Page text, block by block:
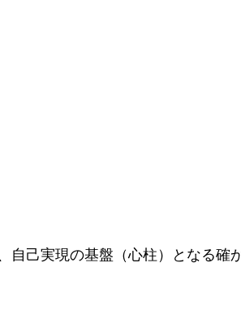
己実現の基盤（心柱）となる確